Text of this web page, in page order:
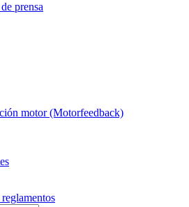
prensa
motor (Motorfeedback)